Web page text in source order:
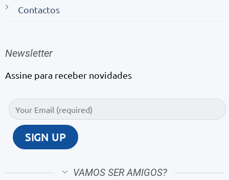
Contactos
Newsletter
Assine para receber novidades
VAMOS SER AMIGOS?